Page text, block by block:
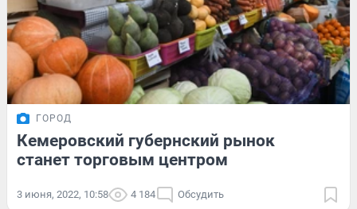
ГОРОД
Кемеровский губернский рынок
станет торговым центром
3 июня, 2022, 10:58 4 184 Обсудить